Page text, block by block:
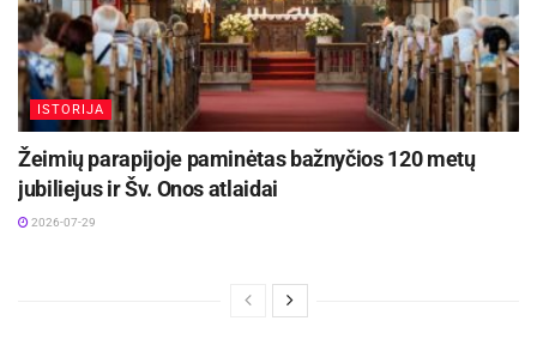
ISTORIJA
Žeimių parapijoje paminėtas bažnyčios 120 metų
jubiliejus ir Šv. Onos atlaidai
2026-07-29